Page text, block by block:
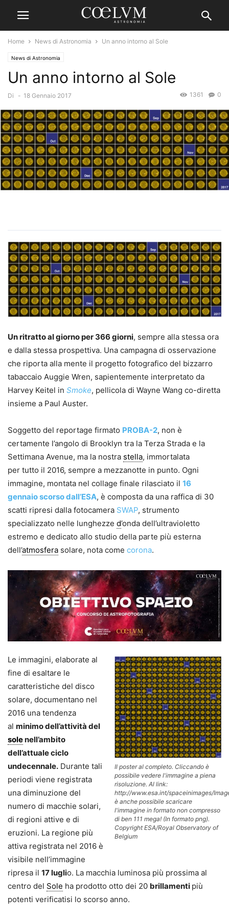
Home News di Astronomia Un anno intorno al Sole
News di Astronomia
Un anno intorno al Sole
Di - 18 Gennaio 2017 0
1361
Un ritratto al giorno per 366 giorni, sempre alla stessa ora
e dalla stessa prospettiva. Una campagna di osservazione
che riporta alla mente il progetto fotografico del bizzarro
tabaccaio Auggie Wren, sapientemente interpretato da
Harvey Keitel in Smoke, pellicola di Wayne Wang co-diretta
insieme a Paul Auster.
Soggetto del reportage firmato PROBA-2, non è
certamente l’angolo di Brooklyn tra la Terza Strada e la
Settimana Avenue, ma la nostra stella, immortalata
per tutto il 2016, sempre a mezzanotte in punto. Ogni
immagine, montata nel collage finale rilasciato il 16
gennaio scorso dall’ESA, è composta da una raffica di 30
scatti ripresi dalla fotocamera SWAP, strumento
specializzato nelle lunghezze d’onda dell’ultravioletto
estremo e dedicato allo studio della parte più esterna
dell’atmosfera solare, nota come corona.
Il poster al completo. Cliccando è
possibile vedere l'immagine a piena
risoluzione. Al link:
http://www.esa.int/spaceinimages/
è anche possibile scaricare
l'immagine in formato non compresso
di ben 111 mega! (In formato png).
Copyright ESA/Royal Observatory of
Belgium
Le immagini, elaborate al
fine di esaltare le
caratteristiche del disco
solare, documentano nel
2016 una tendenza
al minimo dell’attività del
solenell’ambito
dell’attuale ciclo
undecennale. Durante tali
periodi viene registrata
una diminuzione del
numero di macchie solari,
di regioni attive e di
eruzioni. La regione più
attiva registrata nel 2016 è
visibile nell’immagine
ripresa il 17 luglio. La macchia luminosa più prossima al
centro del Sole ha prodotto otto dei 20 brillamenti più
potenti verificatisi lo scorso anno.